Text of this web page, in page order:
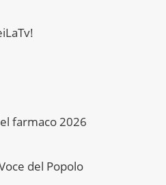
farmaco 2026
del Popolo